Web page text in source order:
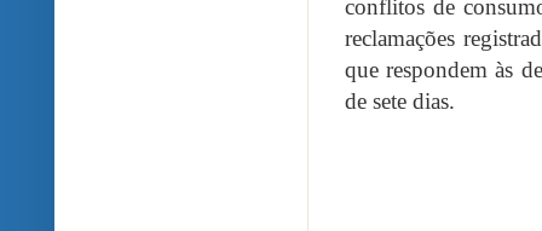
conflitos de
reclamações
que respondem às
de sete dias.